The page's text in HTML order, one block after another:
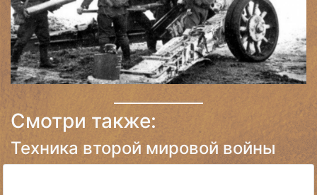
Смотри также:
Техника второй мировой войны